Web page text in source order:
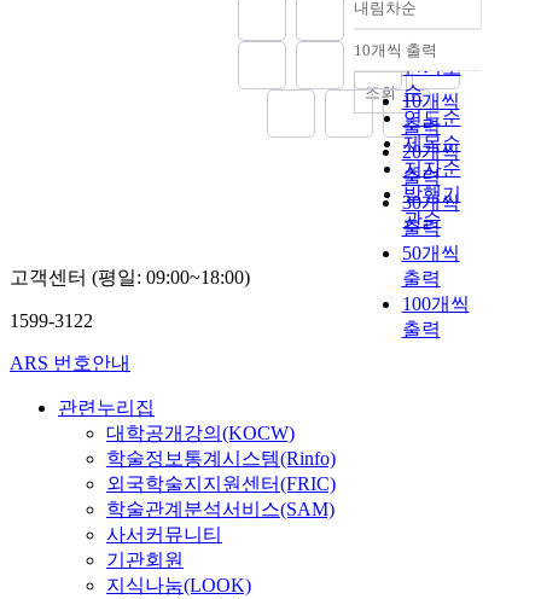
정확도
순
인기도
순
연도순
제목순
저자순
발행기
관순
내림차순
내림차순
10개씩 출력
10개씩
출력
20개씩
출력
30개씩
출력
50개씩
출력
100개씩
출력
조회
고객센터 (평일: 09:00~18:00)
1599-3122
ARS 번호안내
관련누리집
대학공개강의(KOCW)
학술정보통계시스템(Rinfo)
외국학술지지원센터(FRIC)
학술관계분석서비스(SAM)
사서커뮤니티
기관회원
지식나눔(LOOK)